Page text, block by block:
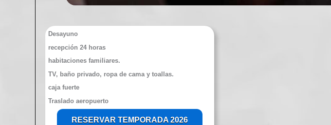
Desayuno
recepción 24 horas
habitaciones familiares.
TV, baño privado, ropa de cama y toallas.
caja fuerte
Traslado aeropuerto
RESERVAR TEMPORADA 2026